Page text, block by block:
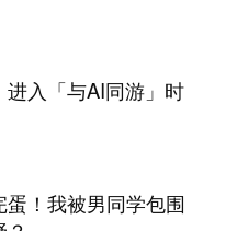
进入「与AI同游」时
蛋！我被男同学包围